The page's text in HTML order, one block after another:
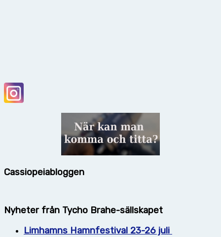
Cassiopeiabloggen
Nyheter från Tycho Brahe-sällskapet
Limhamns Hamnfestival 23-26 juli